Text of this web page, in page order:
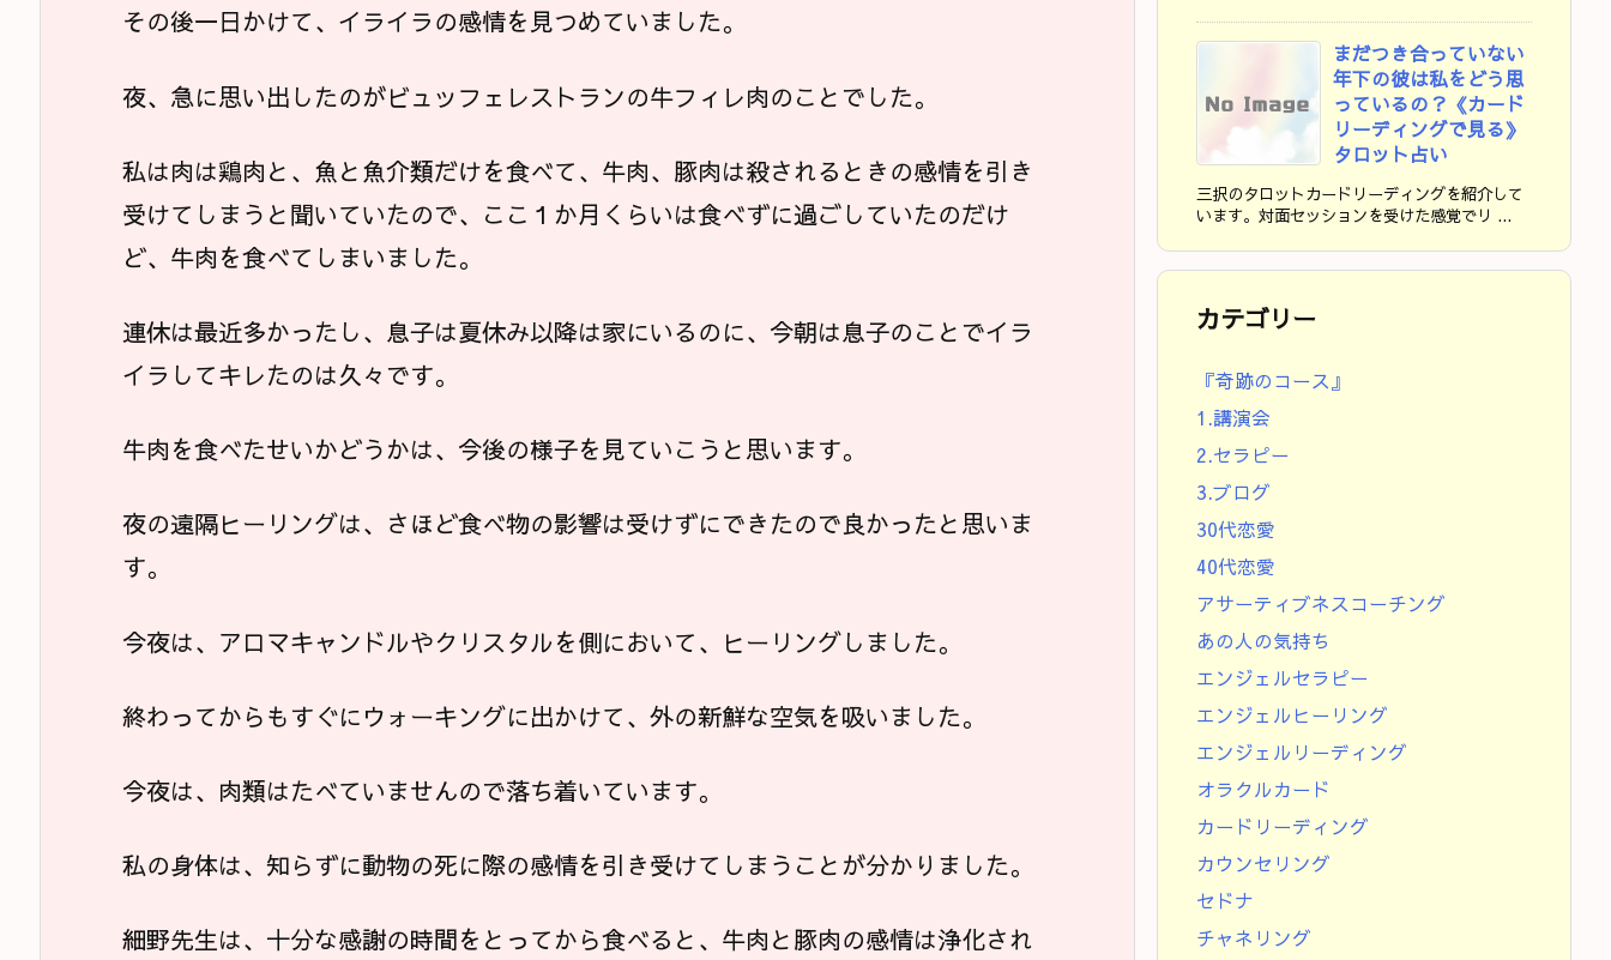
その後一日かけて、イライラの感情を見つめていました。
夜、急に思い出したのがビュッフェレストランの牛フィレ肉のことでした。
私は肉は鶏肉と、魚と魚介類だけを食べて、牛肉、豚肉は殺されるときの感情を引き
受けてしまうと聞いていたので、ここ１か月くらいは食べずに過ごしていたのだけ
ど、牛肉を食べてしまいました。
連休は最近多かったし、息子は夏休み以降は家にいるのに、今朝は息子のことでイラ
イラしてキレたのは久々です。
牛肉を食べたせいかどうかは、今後の様子を見ていこうと思います。
夜の遠隔ヒーリングは、さほど食べ物の影響は受けずにできたので良かったと思いま
す。
今夜は、アロマキャンドルやクリスタルを側において、ヒーリングしました。
終わってからもすぐにウォーキングに出かけて、外の新鮮な空気を吸いました。
今夜は、肉類はたべていませんので落ち着いています。
私の身体は、知らずに動物の死に際の感情を引き受けてしまうことが分かりました。
細野先生は、十分な感謝の時間をとってから食べると、牛肉と豚肉の感情は浄化され
まだつき合っていない
年下の彼は私をどう思
っているの？《カード
リーディングで見る》
タロット占い
三択のタロットカードリーディングを紹介して
います。対面セッションを受けた感覚でリ ...
カテゴリー
『奇跡のコース』
1.講演会
2.セラピー
3.ブログ
30代恋愛
40代恋愛
アサーティブネスコーチング
あの人の気持ち
エンジェルセラピー
エンジェルヒーリング
エンジェルリーディング
オラクルカード
カードリーディング
カウンセリング
セドナ
チャネリング